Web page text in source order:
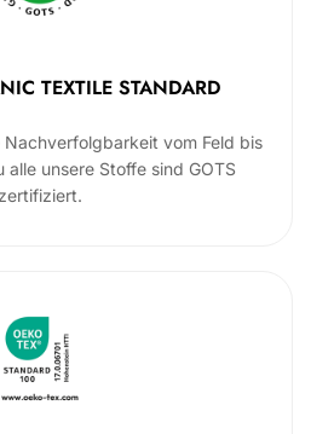
TEXTILE STANDARD
Nachverfolgbarkeit vom Feld bis
alle unsere Stoffe sind GOTS
zertifiziert.